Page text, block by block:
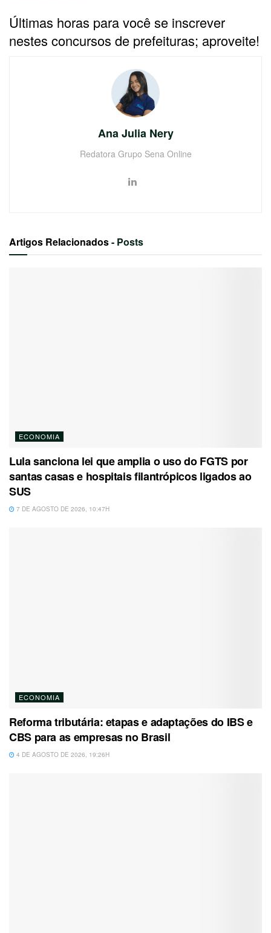
Últimas horas para você se inscrever
nestes concursos de prefeituras; aproveite!
Ana Julia Nery
Redatora Grupo Sena Online
Artigos Relacionados- Posts
ECONOMIA
Lula sanciona lei que amplia o uso do FGTS por
santas casas e hospitais filantrópicos ligados ao
SUS
7 DE AGOSTO DE 2026, 10:47H
ECONOMIA
Reforma tributária: etapas e adaptações do IBS e
CBS para as empresas no Brasil
4 DE AGOSTO DE 2026, 19:26H